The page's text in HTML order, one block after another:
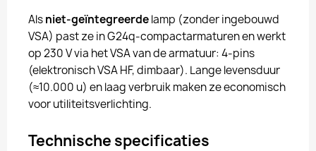
Alsniet-geïntegreerdelamp (zonder ingebouwd
VSA) past ze in G24q-compactarmaturen en werkt
op 230 V via het VSA van de armatuur: 4-pins
(elektronisch VSA HF, dimbaar). Lange levensduur
(≈10.000 u) en laag verbruik maken ze economisch
voor utiliteitsverlichting.
Technische specificaties